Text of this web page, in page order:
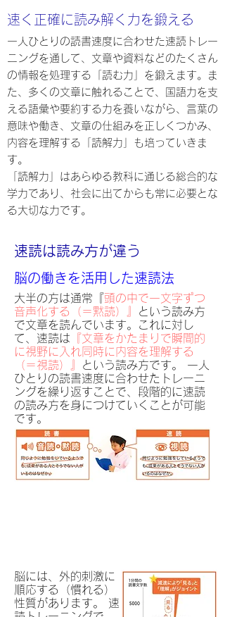
​速く正確に読み解く力を鍛える
一人ひとりの読書速度に合わせた速読トレー
ニングを通して、文章や資料などのたくさん
の情報を処理する「読む力」を鍛えます。ま
た、多くの文章に触れることで、国語力を支
える語彙や要約する力を養いながら、言葉の
意味や働き、文章の仕組みを正しくつかみ、
内容を理解する「読解力」も培っていきま
す。
「読解力」はあらゆる教科に通じる総合的な
学力であり、社会に出てからも常に必要とな
る​大切な力です。
​速読は読み方が違う​
脳の働きを活用した速読法
大半の方は通常『頭の中で一文字ずつ
音声化する（＝黙読）』
という読み方
で文章を読んでいます。これに対し
て、速読は 『文章をかたまりで瞬間的
に視野に入れ同時に内容を理解する
（＝視読）』
という読み方です。 一人
ひとりの読書速度に合わせたトレーニ
ングを繰り返すことで、段階的に速読
の読み方を身につけていくことが可能
です。
脳には、外的刺激に
順応する（慣れる）
性質があります。 速